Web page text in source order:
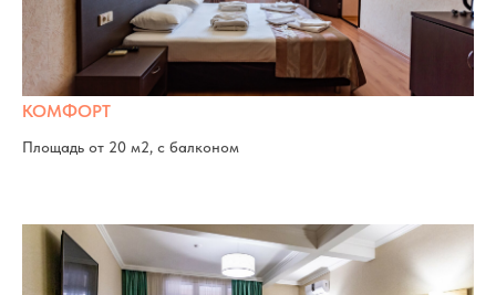
КОМФОРТ
Площадь от 20 м2, с балконом